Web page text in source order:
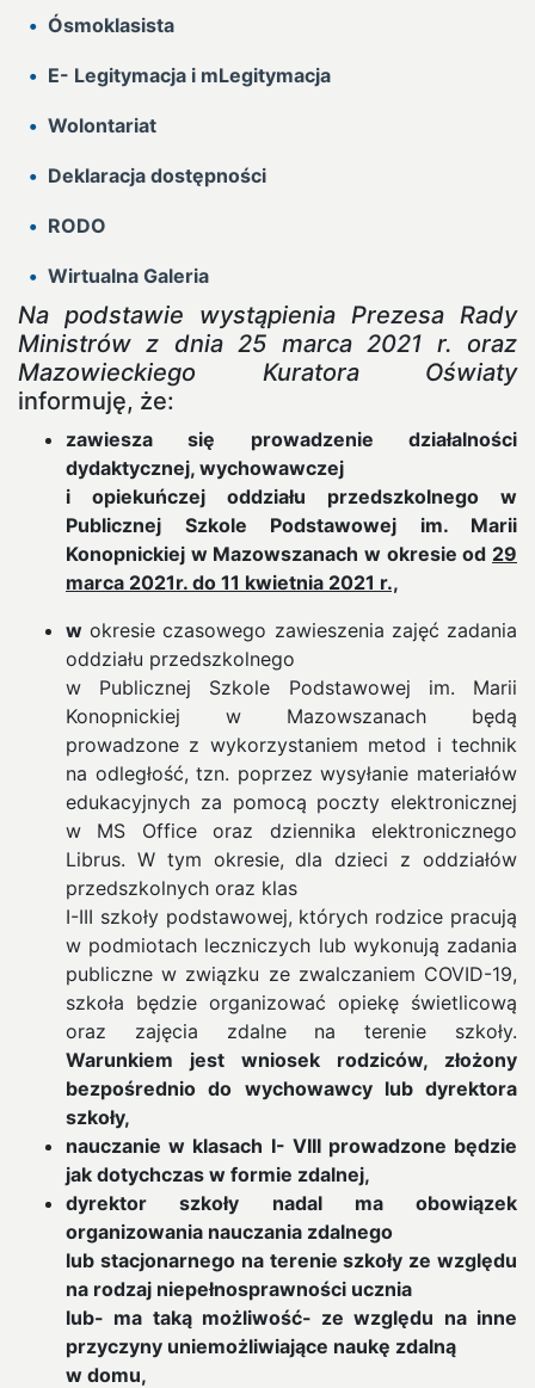
Ósmoklasista
E- Legitymacja i mLegitymacja
Wolontariat
Deklaracja dostępności
RODO
Wirtualna Galeria
Na podstawie wystąpienia Prezesa Rady
Ministrów z dnia 25 marca 2021 r. oraz
Mazowieckiego Kuratora Oświaty
informuję, że:
zawiesza się prowadzenie działalności
dydaktycznej, wychowawczej
i opiekuńczej oddziału przedszkolnego w
Publicznej Szkole Podstawowej im. Marii
Konopnickiej w Mazowszanach w okresie od 29
marca 2021r. do 11 kwietnia 2021 r.,
w okresie czasowego zawieszenia zajęć zadania
oddziału przedszkolnego
w Publicznej Szkole Podstawowej im. Marii
Konopnickiej w Mazowszanach będą
prowadzone z wykorzystaniem metod i technik
na odległość, tzn. poprzez wysyłanie materiałów
edukacyjnych za pomocą poczty elektronicznej
w MS Office oraz dziennika elektronicznego
Librus. W tym okresie, dla dzieci z oddziałów
przedszkolnych oraz klas
I-III szkoły podstawowej, których rodzice pracują
w podmiotach leczniczych lub wykonują zadania
publiczne w związku ze zwalczaniem COVID-19,
szkoła będzie organizować opiekę świetlicową
oraz zajęcia zdalne na terenie szkoły.
Warunkiem jest wniosek rodziców, złożony
bezpośrednio do wychowawcy lub dyrektora
szkoły,
nauczanie w klasach I- VIII prowadzone będzie
jak dotychczas w formie zdalnej,
dyrektor szkoły nadal ma obowiązek
organizowania nauczania zdalnego
lub stacjonarnego na terenie szkoły ze względu
na rodzaj niepełnosprawności ucznia
lub- ma taką możliwość- ze względu na inne
przyczyny uniemożliwiające naukę zdalną
w domu,